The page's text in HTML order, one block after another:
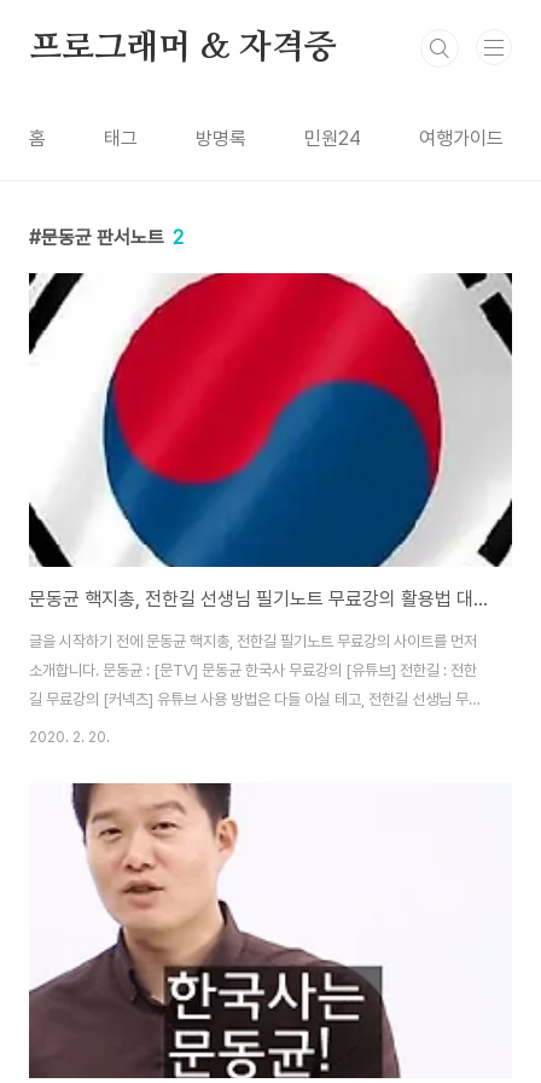
프로그래머 & 자격증
홈 태그 방명록 민원24 여행가이드
문동균 판서노트 2
문동균 핵지총, 전한길 선생님 필기노트 무료강의 활용법 대공개
글을 시작하기 전에 문동균 핵지총, 전한길 필기노트 무료강의 사이트를 먼저
소개합니다. 문동균 : [문TV] 문동균 한국사 무료강의 [유튜브] 전한길 : 전한
길 무료강의 [커넥츠] 유튜브 사용 방법은 다들 아실 테고, 전한길 선생님 무료
강좌는 "무료 신청강좌", "무료 공개강의" 2개로 나뉘는데요. 공개강의는
교재 7,000~20,000원 강좌는 볼 수 있습니다. 이 글은 두 선생님의 우열을
가리자는 게 아니라, 두 선생님의 강의를 적절히 활용하여 한국사 시험 100점
에 가까워지자는 것입니다. 문동균 핵지총 일부 "옥저와 동예 공통점 정리해야
합니다. 둘 다 철기지만 군장국가! 왕이 있다 없다?! 없다 없다 읍다 읍군!! ..
2020. 2. 20.